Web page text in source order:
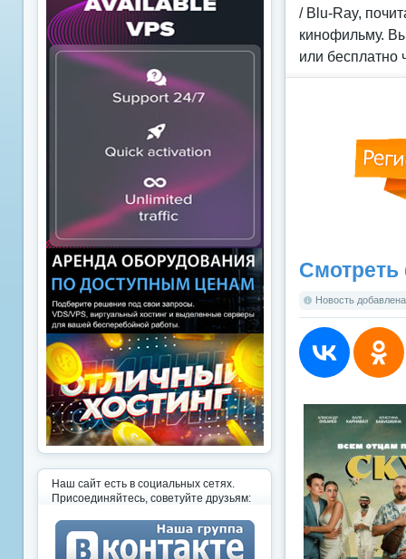
/ Blu-Ray,
кинофильму.
или бесплатно
Новость
Наш сайт есть в социальных сетях.
Присоединяйтесь, советуйте друзьям: